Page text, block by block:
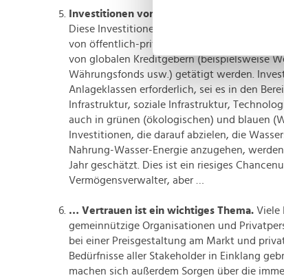
Erfahren Sie mehr
Wir verwenden
und die Zugriffe auf
Website an unsere
möglicherweise mit
der Dienste gesammelt
Investitionen von mehreren Billiarden US-
Diese Investitionen können von den
von öffentlich-privaten Partnerschaften
von globalen Kreditgebern (beispielsweise
Währungsfonds usw.) getätigt werden.
Anlageklassen erforderlich, sei es in den
Infrastruktur, soziale Infrastruktur,
auch in grünen (ökologischen) und blauen
Investitionen, die darauf abzielen, die
Nahrung-Wasser-Energie anzugehen,
Jahr geschätzt. Dies ist ein riesiges
Vermögensverwalter, aber …
… Vertrauen ist ein wichtiges Thema. Viele
gemeinnützige Organisationen und
bei einer Preisgestaltung am Markt und
Bedürfnisse aller Stakeholder in Einklang
machen sich außerdem Sorgen über die